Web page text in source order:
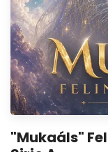
"Mukaáls"